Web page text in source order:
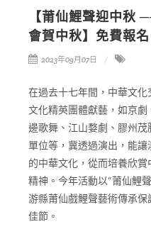
【莆仙鯉聲迎中秋
會賀中秋】免費報名
2023年09月07日
在過去十七年間，中華文
文化精英團體獻藝，如京
邊歌舞、江山婺劇、膠州
單位等，冀透過演出，能
的中華文化，從而培養欣
精神。今年活動以“莆仙鯉
游縣莆仙戲鯉聲藝術傳承
佳節。